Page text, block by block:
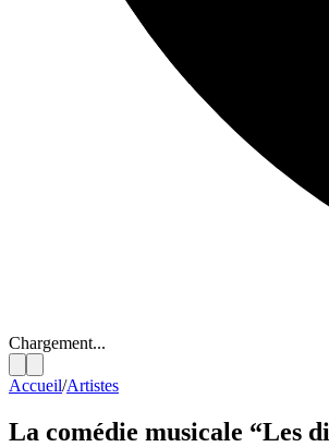
Chargement...
Accueil/Artistes
La comédie musicale “Les